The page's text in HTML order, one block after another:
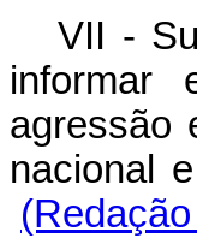
VII -
informar
agressão
nacional